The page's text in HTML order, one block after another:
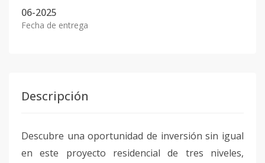
06-2025
Fecha de entrega
Descripción
Descubre una oportunidad de inversión sin igual
en este proyecto residencial de tres niveles,